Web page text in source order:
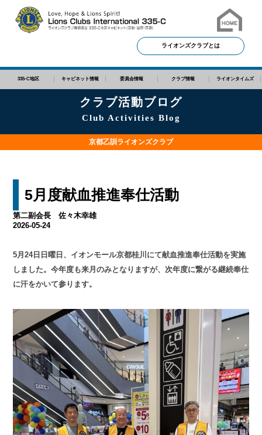
ライオンズクラブとは
335-C地区 キャビネット情報 委員会情報 クラブ情報 ライオンタイムズ
クラブ活動ブログ
Club Activities Blog
京都乙訓ライオンズクラブ
5月度献血推進奉仕活動
第二副会長 佐々木幸雄
2026-05-24
5月24日日曜日、イオンモール京都桂川にて献血推進奉仕活動を実施
しました。今年度も来月のみとなりますが、次年度に繋がる継続奉仕
に汗をかいて参ります。